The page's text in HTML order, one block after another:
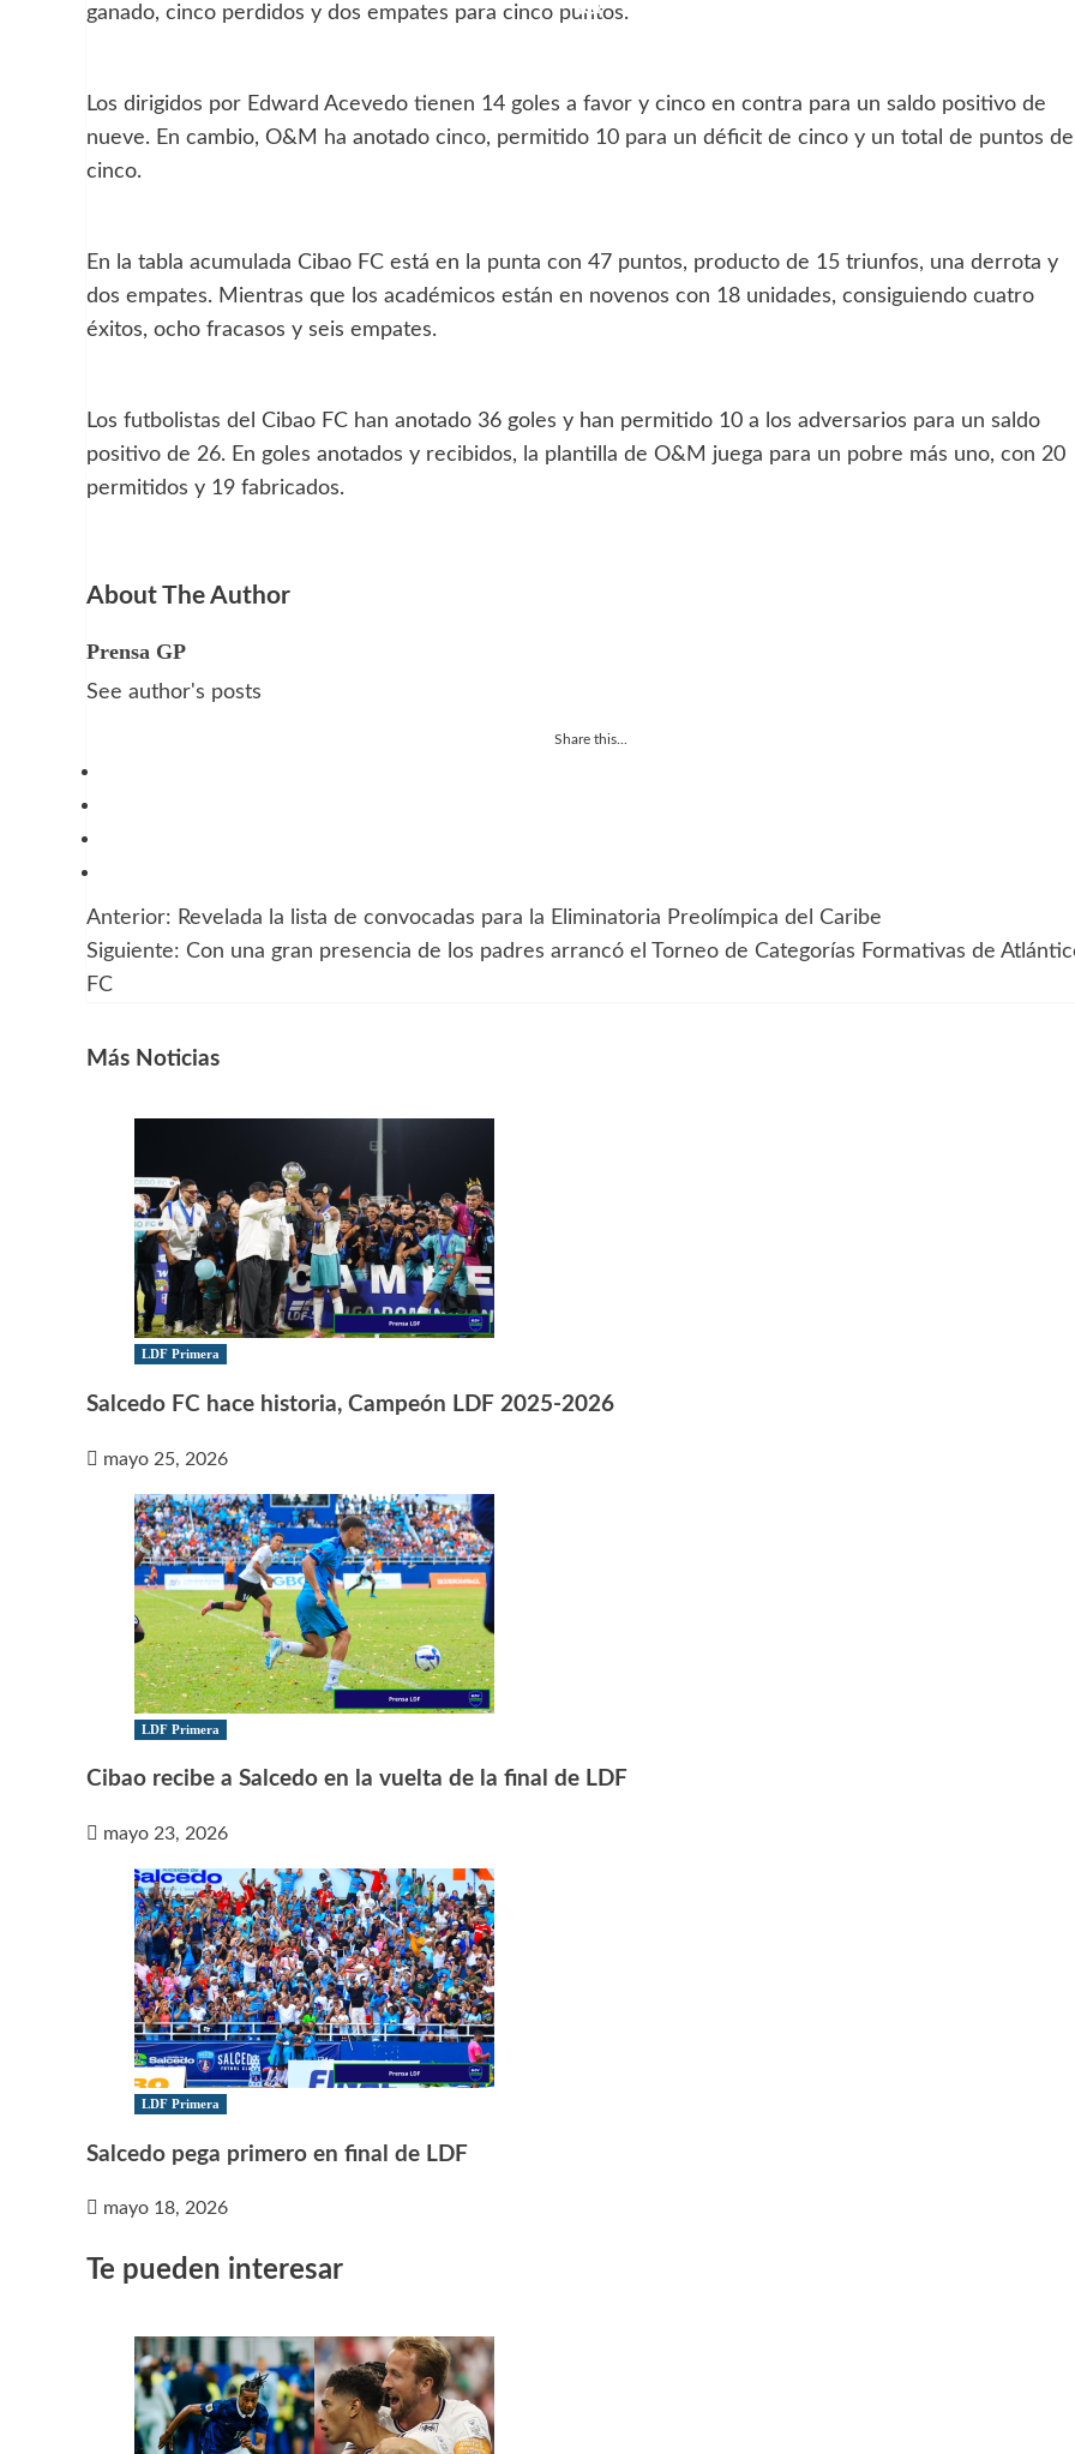
ganado, cinco perdidos y dos empates para cinco puntos.
Los dirigidos por Edward Acevedo tienen 14 goles a favor y cinco en contra para un saldo positivo de
nueve. En cambio, O&M ha anotado cinco, permitido 10 para un déficit de cinco y un total de puntos de
cinco.
En la tabla acumulada Cibao FC está en la punta con 47 puntos, producto de 15 triunfos, una derrota y
dos empates. Mientras que los académicos están en novenos con 18 unidades, consiguiendo cuatro
éxitos, ocho fracasos y seis empates.
Los futbolistas del Cibao FC han anotado 36 goles y han permitido 10 a los adversarios para un saldo
positivo de 26. En goles anotados y recibidos, la plantilla de O&M juega para un pobre más uno, con 20
permitidos y 19 fabricados.
About The Author
Prensa GP
See author's posts
Share this...
Navegación
de
Anterior: Revelada la lista de convocadas para la Eliminatoria Preolímpica del Caribe
Siguiente: Con una gran presencia de los padres arrancó el Torneo de Categorías Formativas de
FC
Más Noticias
LDF Primera
Salcedo FC hace historia, Campeón LDF 2025-2026
mayo 25, 2026
LDF Primera
Cibao recibe a Salcedo en la vuelta de la final de LDF
mayo 23, 2026
LDF Primera
Salcedo pega primero en final de LDF
mayo 18, 2026
Te pueden interesar